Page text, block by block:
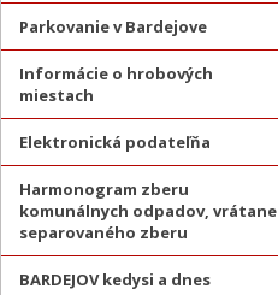
Parkovanie v Bardejove
Informácie o hrobových
miestach
Elektronická podateľňa
Harmonogram zberu
komunálnych odpadov, vrátane
separovaného zberu
BARDEJOV kedysi a dnes